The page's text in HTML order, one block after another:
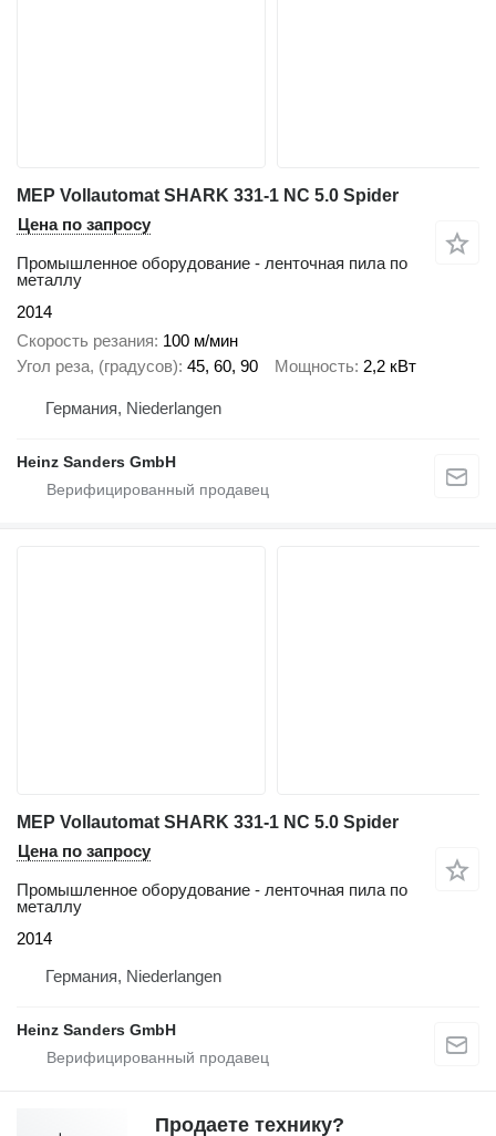
MEP Vollautomat SHARK 331-1 NC 5.0 Spider
Цена по запросу
Промышленное оборудование - ленточная пила по
металлу
2014
Скорость резания 100 м/мин
Угол реза, (градусов) 45, 60, 90 Мощность 2,2 кВт
Германия, Niederlangen
Heinz Sanders GmbH
MEP Vollautomat SHARK 331-1 NC 5.0 Spider
Цена по запросу
Промышленное оборудование - ленточная пила по
металлу
2014
Германия, Niederlangen
Heinz Sanders GmbH
Продаете технику?